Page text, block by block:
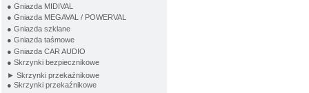
● Gniazda MIDIVAL
● Gniazda MEGAVAL / POWERVAL
● Gniazda szklane
● Gniazda taśmowe
● Gniazda CAR AUDIO
● Skrzynki bezpiecznikowe
► Skrzynki przekaźnikowe
● Skrzynki przekaźnikowe